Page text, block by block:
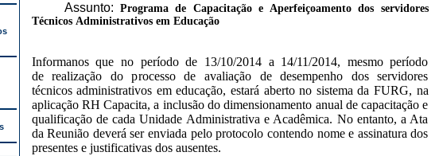
Assunto: Programa de Capacitação e Aperfeiçoamento dos servidores
Técnicos Administrativos em Educação
Informanos que no período de 13/10/2014 a 14/11/2014, mesmo período
de realização do processo de avaliação de desempenho dos servidores
técnicos administrativos em educação, estará aberto no sistema da FURG, na
aplicação RH Capacita, a inclusão do dimensionamento anual de capacitação e
qualificação de cada Unidade Administrativa e Acadêmica. No entanto, a Ata
da Reunião deverá ser enviada pelo protocolo contendo nome e assinatura dos
presentes e justificativas dos ausentes.